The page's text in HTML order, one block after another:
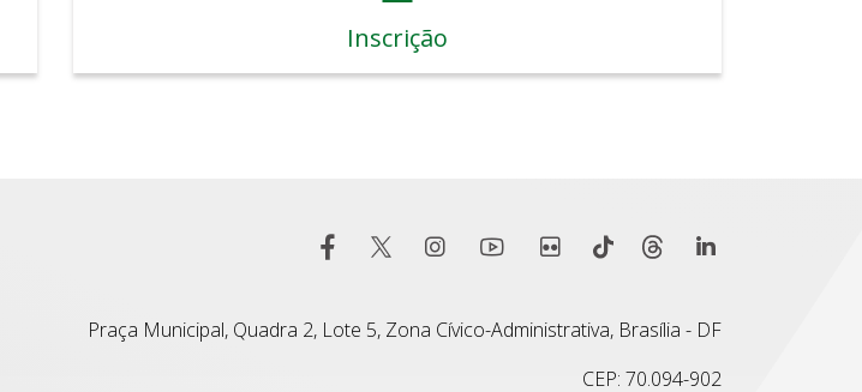
Inscrição
Praça Municipal, Quadra 2, Lote 5, Zona Cívico-Administrativa, Brasília - DF
CEP: 70.094-902